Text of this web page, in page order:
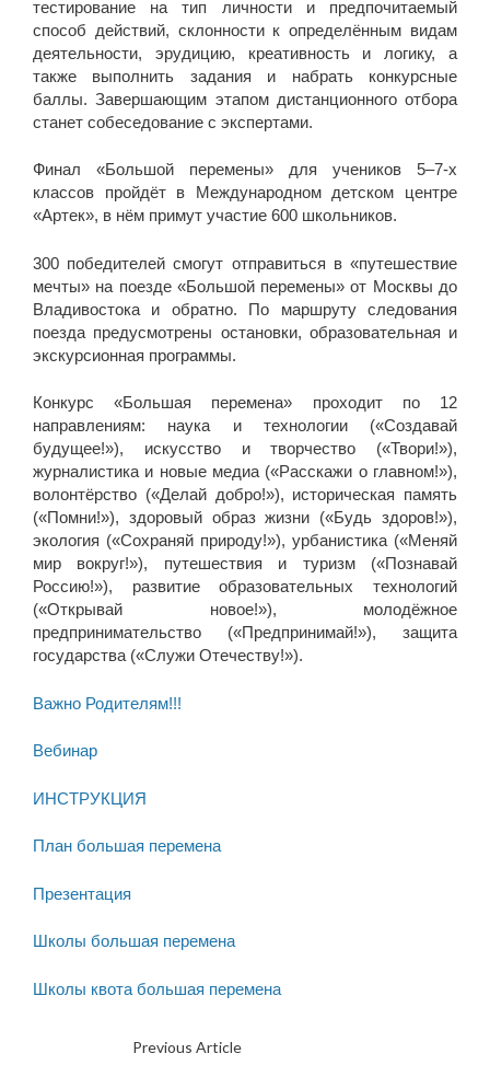
тестирование на тип личности и предпочитаемый
способ действий, склонности к определённым видам
деятельности, эрудицию, креативность и логику, а
также выполнить задания и набрать конкурсные
баллы. Завершающим этапом дистанционного отбора
станет собеседование с экспертами.
Финал «Большой перемены» для учеников 5–7-х
классов пройдёт в Международном детском центре
«Артек», в нём примут участие 600 школьников.
300 победителей смогут отправиться в «путешествие
мечты» на поезде «Большой перемены» от Москвы до
Владивостока и обратно. По маршруту следования
поезда предусмотрены остановки, образовательная и
экскурсионная программы.
Конкурс «Большая перемена» проходит по 12
направлениям: наука и технологии («Создавай
будущее!»), искусство и творчество («Твори!»),
журналистика и новые медиа («Расскажи о главном!»),
волонтёрство («Делай добро!»), историческая память
(«Помни!»), здоровый образ жизни («Будь здоров!»),
экология («Сохраняй природу!»), урбанистика («Меняй
мир вокруг!»), путешествия и туризм («Познавай
Россию!»), развитие образовательных технологий
(«Открывай новое!»), молодёжное
предпринимательство («Предпринимай!»), защита
государства («Служи Отечеству!»).
Важно Родителям!!!
Вебинар
ИНСТРУКЦИЯ
План большая перемена
Презентация
Школы большая перемена
Школы квота большая перемена
Previous Article